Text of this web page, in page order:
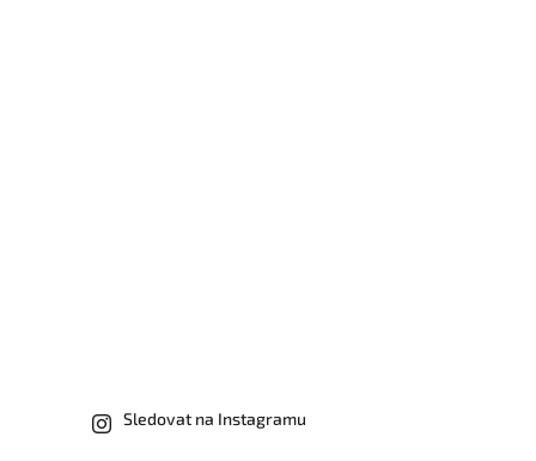
Sledovat na Instagramu